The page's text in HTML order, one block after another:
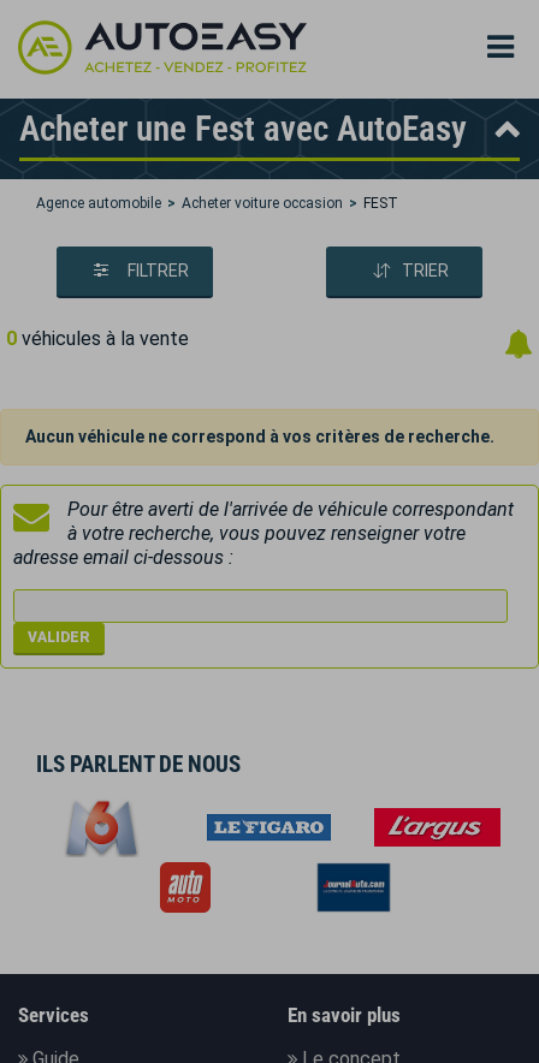
Acheter une Fest avec AutoEasy
Agence automobile Acheter voiture occasion FEST
FILTRER TRIER
0 véhicules à la vente
Aucun véhicule ne correspond à vos critères de recherche.
Pour être averti de l'arrivée de véhicule correspondant
à votre recherche, vous pouvez renseigner votre
adresse email ci-dessous :
ILS PARLENT DE NOUS
Services En savoir plus